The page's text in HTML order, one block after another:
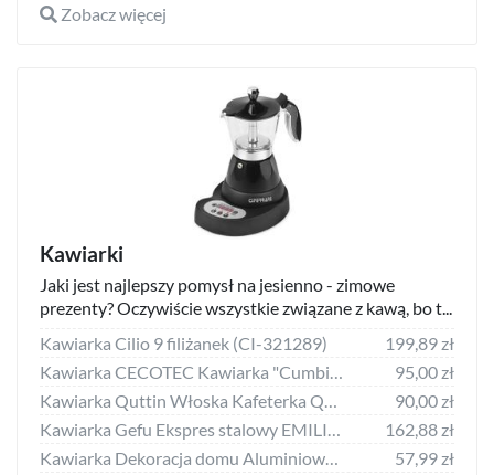
Zobacz więcej
Kawiarki
Jaki jest najlepszy pomysł na jesienno - zimowe
prezenty? Oczywiście wszystkie związane z kawą, bo t...
Kawiarka Cilio 9 filiżanek (CI-321289)
199,89 zł
Kawiarka CECOTEC Kawiarka "Cumbia Mimoka 600" Stalowy
95,00 zł
Kawiarka Quttin Włoska Kafeterka Quttin Darkblack Indukcja Czarny - 6 Filiżanek
90,00 zł
Kawiarka Gefu Ekspres stalowy EMILIO 4/200 ml Gefu
162,88 zł
Kawiarka Dekoracja domu Aluminiowa kawiarka Kelsey srebrna
57,99 zł